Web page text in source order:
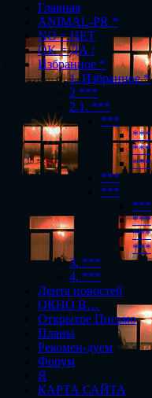
Главная
ANIMAL-PR *
NO = НЕТ
OK = ДА /
Избранное *
1. Избранное *
2 ***
2.1. ***
***
***
***
***
***
***
***
***
***
***
3. ***
4. ***
Лента новостей
ОКНО В…
Открытое Письмо
Планы
Рекомен-дуем
Форум
Я
КАРТА САЙТА